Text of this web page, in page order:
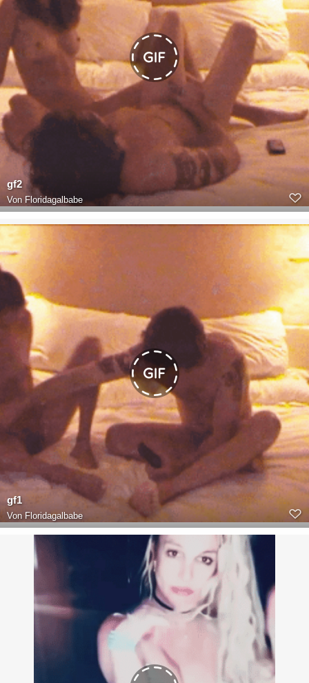
gf2
Von Floridagalbabe
gf1
Von Floridagalbabe